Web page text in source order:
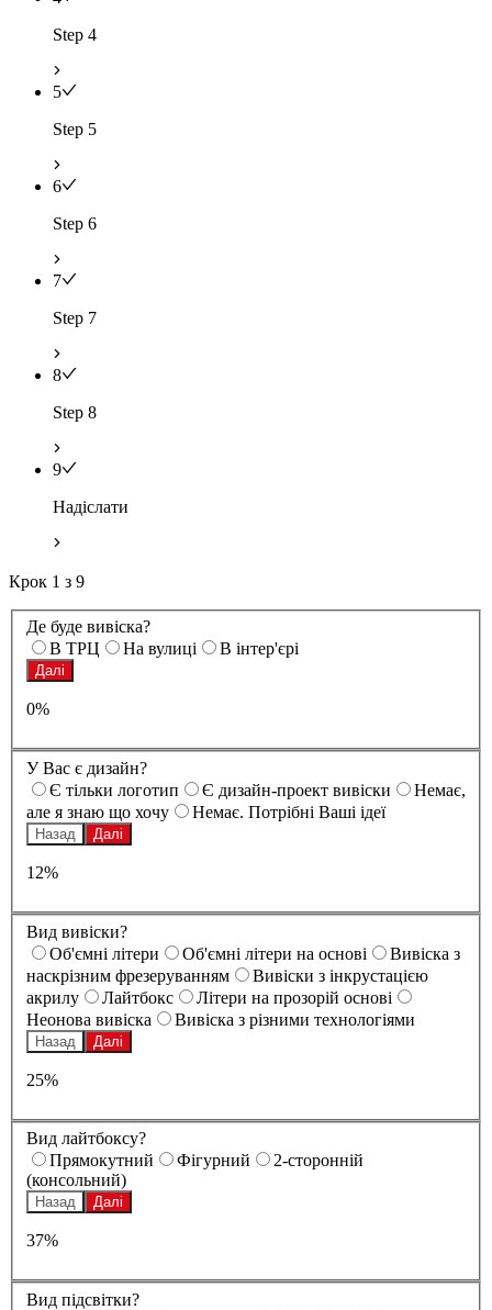
Step 4
5
Step 5
6
Step 6
7
Step 7
8
Step 8
9
Надіслати
Крок 1 з 9
Де буде вивіска?
В ТРЦ
На вулиці В інтер'єрі
Далі
0%
У Вас є дизайн?
Є тільки логотип
Є дизайн-проект вивіски
Немає,
але я знаю що хочу
Немає. Потрібні Ваші ідеї
Назад Далі
12%
Вид вивіски?
Oб'ємні літери
Oб'ємні літери на основі
Вивіска з
наскрізним фрезеруванням
Вивіски з інкрустацією
акрилу
Лайтбокс
Літери на прозорій основі
Неонова вивіска
Вивіска з різними технологіями
Назад Далі
25%
Вид лайтбоксу?
Прямокутний
Фігурний
2-сторонній
(консольний)
Назад Далі
37%
Вид підсвітки?